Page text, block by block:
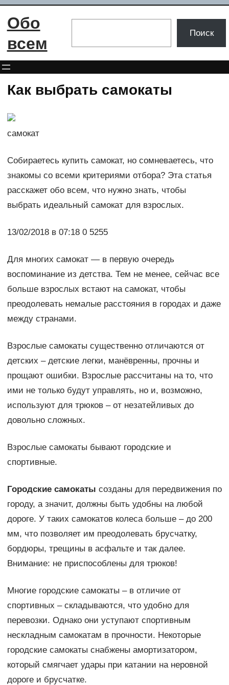
Перейти
Обо
всем
Поиск
Как выбрать самокаты
самокат
Собираетесь купить самокат, но сомневаетесь, что
знакомы со всеми критериями отбора? Эта статья
расскажет обо всем, что нужно знать, чтобы
выбрать идеальный самокат для взрослых.
13/02/2018 в 07:18 0 5255
Для многих самокат — в первую очередь
воспоминание из детства. Тем не менее, сейчас все
больше взрослых встают на самокат, чтобы
преодолевать немалые расстояния в городах и даже
между странами.
Взрослые самокаты существенно отличаются от
детских – детские легки, манёвренны, прочны и
прощают ошибки. Взрослые рассчитаны на то, что
ими не только будут управлять, но и, возможно,
используют для трюков – от незатейливых до
довольно сложных.
Взрослые самокаты бывают городские и
спортивные.
Городские самокаты созданы для передвижения по
городу, а значит, должны быть удобны на любой
дороге. У таких самокатов колеса больше – до 200
мм, что позволяет им преодолевать брусчатку,
бордюры, трещины в асфальте и так далее.
Внимание: не приспособлены для трюков!
Многие городские самокаты – в отличие от
спортивных – складываются, что удобно для
перевозки. Однако они уступают спортивным
нескладным самокатам в прочности. Некоторые
городские самокаты снабжены амортизатором,
который смягчает удары при катании на неровной
дороге и брусчатке.